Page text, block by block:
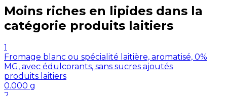
Moins riches en lipides dans la
catégorie produits laitiers
1
Fromage blanc ou spécialité laitière, aromatisé, 0%
MG, avec édulcorants, sans sucres ajoutés
produits laitiers
0.000 g